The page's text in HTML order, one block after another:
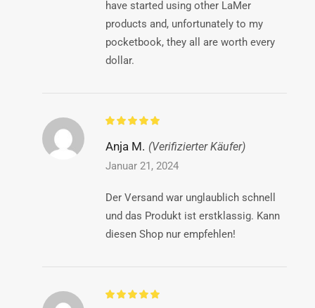
have started using other LaMer
products and, unfortunately to my
pocketbook, they all are worth every
dollar.
Anja M. (Verifizierter Käufer)
Januar 21, 2024
Der Versand war unglaublich schnell
und das Produkt ist erstklassig. Kann
diesen Shop nur empfehlen!